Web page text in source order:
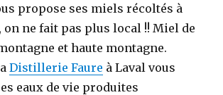
propose ses miels récoltés à
on ne fait pas plus local !! Miel de
et haute montagne.
Distillerie Faure à Laval vous
eaux de vie produites